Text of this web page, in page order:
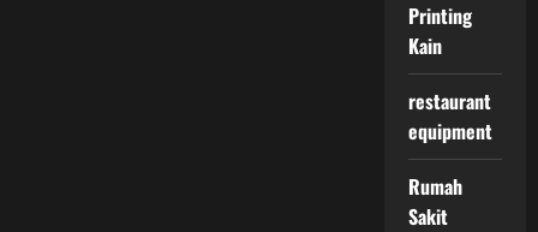
Printing
Kain
restaurant
equipment
Rumah
Sakit